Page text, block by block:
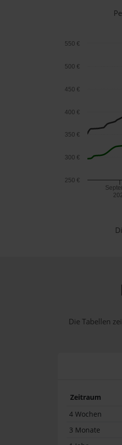
250 €
300 €
350 €
400 €
450 €
500 €
550 €
Die Tabellen
Zeitraum
4 Wochen
3 Monate